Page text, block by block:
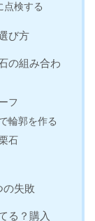
点検する
び方
の組み合わ
フ
輪郭を作る
石
の失敗
る？購入